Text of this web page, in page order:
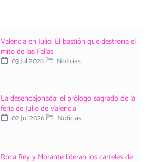
Valencia en Julio: El bastión que destrona el
mito de las Fallas
03 Jul 2026 Noticias
La desencajonada: el prólogo sagrado de la
feria de Julio de Valencia
02 Jul 2026 Noticias
Roca Rey y Morante lideran los carteles de